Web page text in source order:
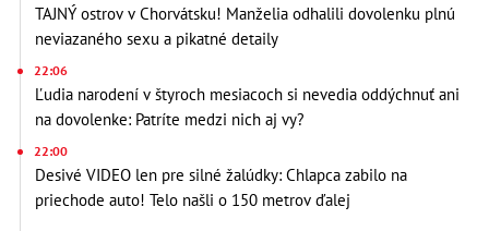
TAJNÝ ostrov v Chorvátsku! Manželia odhalili dovolenku plnú
neviazaného sexu a pikatné detaily
22:06
Ľudia narodení v štyroch mesiacoch si nevedia oddýchnuť ani
na dovolenke: Patríte medzi nich aj vy?
22:00
Desivé VIDEO len pre silné žalúdky: Chlapca zabilo na
priechode auto! Telo našli o 150 metrov ďalej